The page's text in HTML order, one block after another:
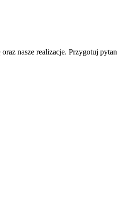
nasze realizacje. Przygotuj